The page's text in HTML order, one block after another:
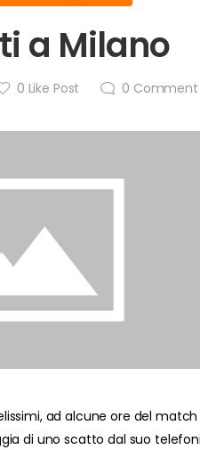
a Milano
0 Like Post 0 Comment
ad alcune ore del
di uno scatto dal suo